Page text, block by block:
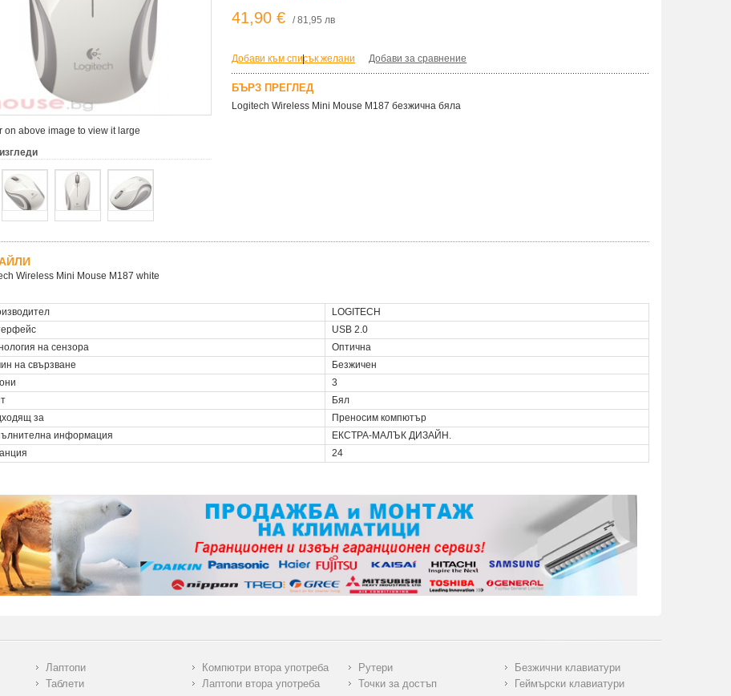
on above image to view it large
41,90 € / 81,95 лв
Добави към списък желани
| Добави за сравнение
БЪРЗ ПРЕГЛЕД
Logitech Wireless Mini Mouse M187 безжична бяла
Wireless Mini Mouse M187 white
LOGITECH
USB 2.0
на сензора
Оптична
на свързване
Безжичен
3
Бял
за
Преносим компютър
информация
ЕКСТРА-МАЛЪК ДИЗАЙН.
24
Лаптопи
Таблети
Компютри втора употреба
Лаптопи втора употреба
Рутери
Точки за достъп
Безжични клавиатури
Геймърски клавиатури